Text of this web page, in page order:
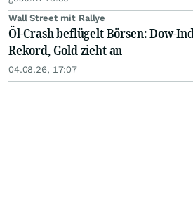
Wall Street mit Rallye
Öl-Crash beflügelt Börsen: Dow-
Rekord, Gold zieht an
04.08.26, 17:07